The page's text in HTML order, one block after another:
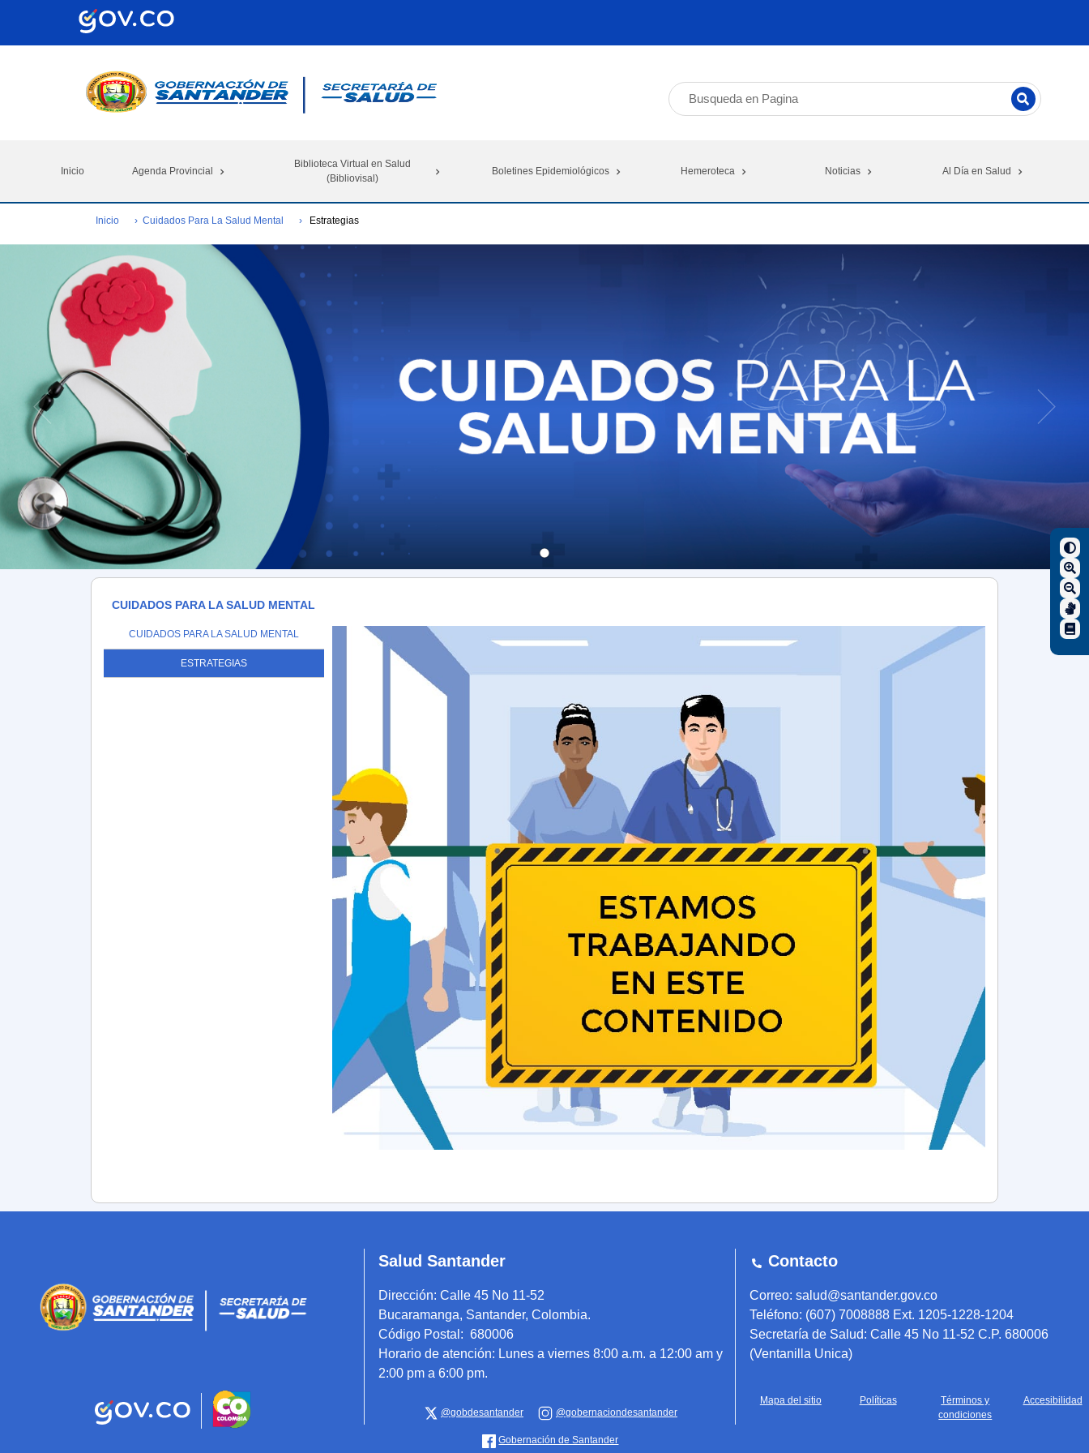
Inicio Agenda Provincial
Biblioteca Virtual en Salud
(Bibliovisal)
Boletines Epidemiológicos Hemeroteca Noticias Al Día en Salud
Inicio Cuidados Para La Salud Mental Estrategias
CUIDADOS PARA LA SALUD MENTAL
CUIDADOS PARA LA SALUD MENTAL
ESTRATEGIAS
Salud Santander
Dirección:Calle 45 No 11-52
Bucaramanga, Santander, Colombia.
Código Postal: 680006
Horario de atención: Lunes a viernes 8:00 a.m. a 12:00 am y
2:00 pm a 6:00 pm.
@gobdesantander @gobernaciondesantander
Gobernación de Santander
Contacto
Correo: salud@santander.gov.co
Teléfono: (607) 7008888 Ext. 1205-1228-1204
Secretaría de Salud: Calle 45 No 11-52 C.P. 680006
(Ventanilla Unica)
Mapa del sitio Políticas
Términos y
condiciones
Accesibilidad